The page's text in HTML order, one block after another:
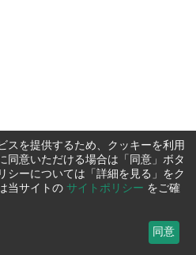
スを提供するため、クッキーを利用
同意いただける場合は「同意」ボタ
シーについては「詳細を見る」をク
当サイトの サイトポリシー をご確
同意